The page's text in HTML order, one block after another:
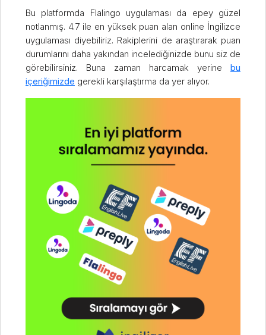
Bu platformda Flalingo uygulaması da epey güzel
notlanmış. 4.7 ile en yüksek puan alan online İngilizce
uygulaması diyebiliriz. Rakiplerini de araştırarak puan
durumlarını daha yakından incelediğinizde bunu siz de
görebilirsiniz. Buna zaman harcamak yerinebu
içeriğimizde gerekli karşılaştırma da yer alıyor.